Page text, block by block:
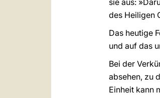
sie aus:
des Heiligen
Das heutige
und auf das
Bei der
absehen, zu
Einheit kann